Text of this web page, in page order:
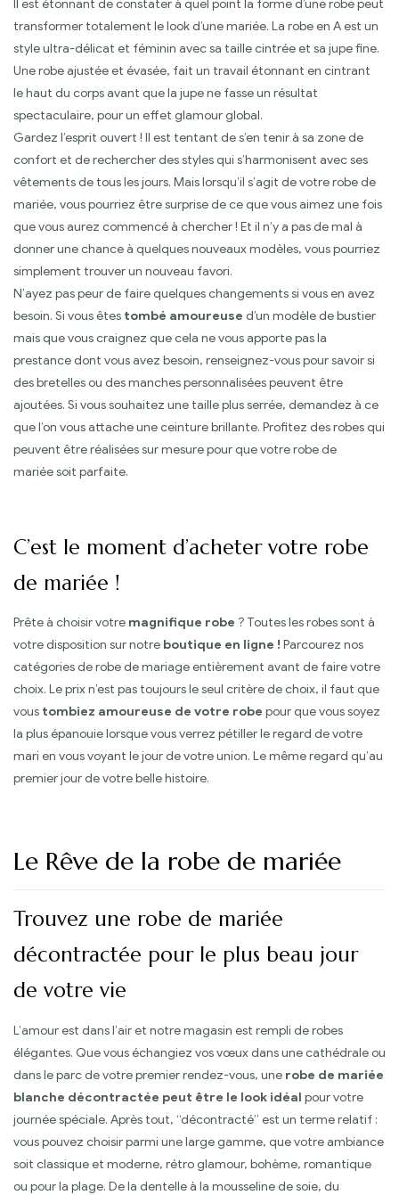
Il est étonnant de constater à quel point la forme d’une robe peut
transformer totalement le look d’une mariée. La robe en A est un
style ultra-délicat et féminin avec sa taille cintrée et sa jupe fine.
Une robe ajustée et évasée, fait un travail étonnant en cintrant
le haut du corps avant que la jupe ne fasse un résultat
spectaculaire, pour un effet glamour global.
Gardez l’esprit ouvert ! Il est tentant de s’en tenir à sa zone de
confort et de rechercher des styles qui s’harmonisent avec ses
vêtements de tous les jours. Mais lorsqu’il s’agit de votre robe de
mariée, vous pourriez être surprise de ce que vous aimez une fois
que vous aurez commencé à chercher ! Et il n’y a pas de mal à
donner une chance à quelques nouveaux modèles, vous pourriez
simplement trouver un nouveau favori.
N’ayez pas peur de faire quelques changements si vous en avez
besoin. Si vous êtes tombé amoureuse d’un modèle de bustier
mais que vous craignez que cela ne vous apporte pas la
prestance dont vous avez besoin, renseignez-vous pour savoir si
des bretelles ou des manches personnalisées peuvent être
ajoutées. Si vous souhaitez une taille plus serrée, demandez à ce
que l’on vous attache une ceinture brillante. Profitez des robes qui
peuvent être réalisées sur mesure pour que votre robe de
mariée soit parfaite.
C’est le moment d’acheter votre robe
de mariée !
Prête à choisir votre magnifique robe ? Toutes les robes sont à
votre disposition sur notre boutique en ligne ! Parcourez nos
catégories de robe de mariage entièrement avant de faire votre
choix. Le prix n’est pas toujours le seul critère de choix, il faut que
vous tombiez amoureuse de votre robe pour que vous soyez
la plus épanouie lorsque vous verrez pétiller le regard de votre
mari en vous voyant le jour de votre union. Le même regard qu’au
premier jour de votre belle histoire.
Le Rêve de la robe de mariée
Trouvez une robe de mariée
décontractée pour le plus beau jour
de votre vie
L’amour est dans l’air et notre magasin est rempli de robes
élégantes. Que vous échangiez vos vœux dans une cathédrale ou
dans le parc de votre premier rendez-vous, une robe de mariée
blanche décontractée peut être le look idéal pour votre
journée spéciale. Après tout, “décontracté” est un terme relatif :
vous pouvez choisir parmi une large gamme, que votre ambiance
soit classique et moderne, rétro glamour, bohème, romantique
ou pour la plage. De la dentelle à la mousseline de soie, du